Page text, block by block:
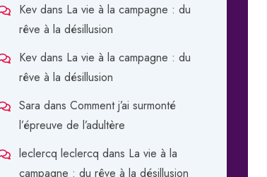
Kev dans La vie à la campagne : du
rêve à la désillusion
Kev dans La vie à la campagne : du
rêve à la désillusion
Sara dans Comment j’ai surmonté
l’épreuve de l’adultère
leclercq leclercq dans La vie à la
campagne : du rêve à la désillusion